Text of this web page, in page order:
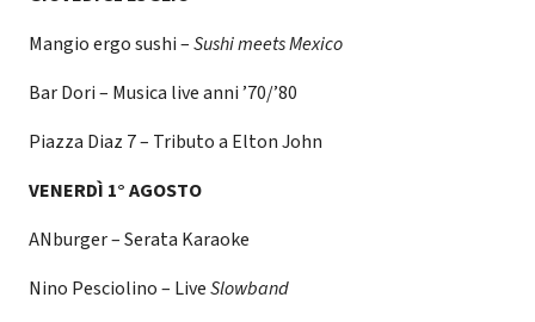
Mangio ergo sushi –Sushi meets Mexico
Bar Dori – Musica live anni ’70/’80
Piazza Diaz 7 – Tributo a Elton John
VENERDÌ 1° AGOSTO
ANburger – Serata Karaoke
Nino Pesciolino – LiveSlowband